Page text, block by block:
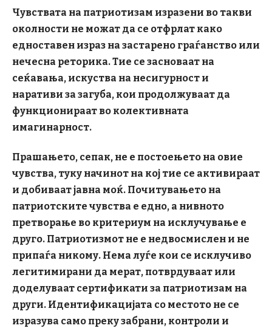
Чувствата на патриотизам изразени во такви
околности не можат да се отфрлат како
едноставен израз на застарено граѓанство или
нечесна реторика. Тие се засноваат на
сеќавања, искуства на несигурност и
наративи за загуба, кои продолжуваат да
функционираат во колективната
имагинарност.
Прашањето, сепак, не е постоењето на овие
чувства, туку начинот на кој тие се активираат
и добиваат јавна моќ. Почитувањето на
патриотските чувства е едно, а нивното
претворање во критериум на исклучување е
друго. Патриотизмот не е недвосмислен и не
припаѓа никому. Нема луѓе кои се исклучиво
легитимирани да мерат, потврдуваат или
доделуваат сертификати за патриотизам на
други. Идентификацијата со местото не се
изразува само преку забрани, контроли и